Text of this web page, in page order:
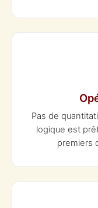
Pas de
logique est
premiers